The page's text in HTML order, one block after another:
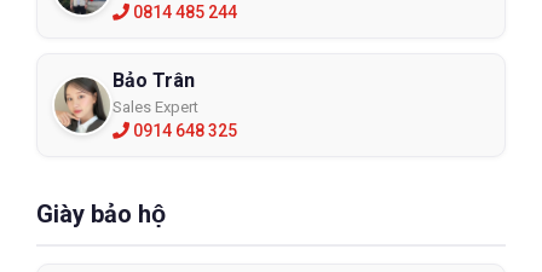
0814 485 244
Bảo Trân
Sales Expert
0914 648 325
Giày bảo hộ